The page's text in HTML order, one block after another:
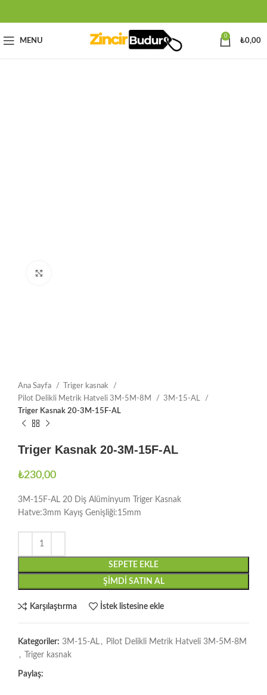
MENU
0
₺0,00
Ana Sayfa
Triger kasnak
Pilot Delikli Metrik Hatveli 3M-5M-8M
3M-15-AL
Triger Kasnak 20-3M-15F-AL
Triger Kasnak 20-3M-15F-AL
₺230,00
3M-15F-AL 20 Diş Alüminyum Triger Kasnak
Hatve:3mm Kayış Genişliği:15mm
SEPETE EKLE
ŞIMDI SATIN AL
Karşılaştırma İstek listesine ekle
Kategoriler: 3M-15-AL , Pilot Delikli Metrik Hatveli 3M-5M-8M
,
Triger kasnak
Paylaş: